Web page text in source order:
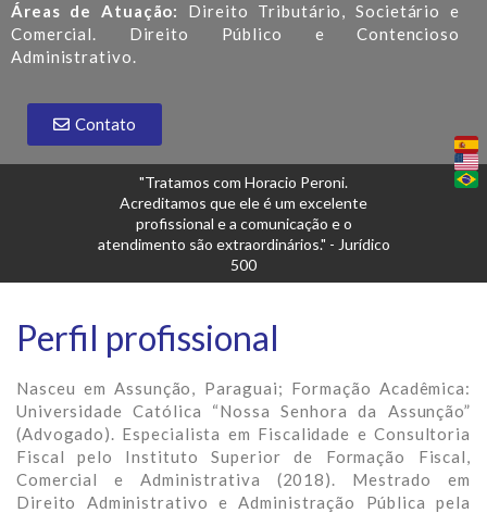
Áreas de Atuação:
Direito Tributário, Societário e
Comercial. Direito Público e Contencioso
Administrativo.
Contato
"Tratamos com Horacio Peroni.
Acreditamos que ele é um excelente
profissional e a comunicação e o
atendimento são extraordinários." - Jurídico
500
Perfil profissional
Nasceu em Assunção, Paraguai; Formação Acadêmica:
Universidade Católica “Nossa Senhora da Assunção”
(Advogado). Especialista em Fiscalidade e Consultoria
Fiscal pelo Instituto Superior de Formação Fiscal,
Comercial e Administrativa (2018). Mestrado em
Direito Administrativo e Administração Pública pela